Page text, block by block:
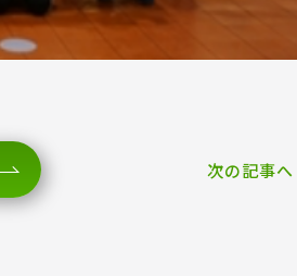
次の記事へ